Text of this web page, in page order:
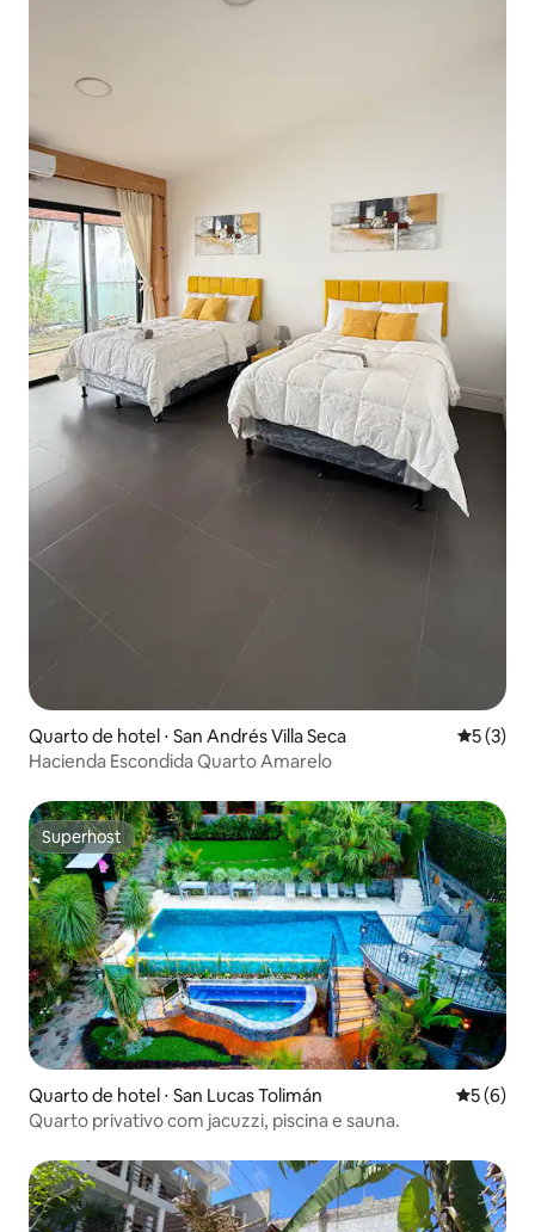
Quarto de hotel ⋅ San Andrés Villa Seca 5 de
5 (3)
Hacienda Escondida Quarto Amarelo
Superhost
Superhost
Quarto de hotel ⋅ San Lucas Tolimán 5 de
5 (6)
Quarto privativo com jacuzzi, piscina e sauna.